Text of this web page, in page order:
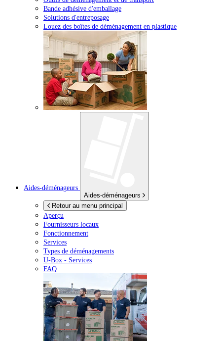
Bande adhésive d'emballage
Solutions d'entreposage
Louez des boîtes de déménagement en plastique
Aides-déménageurs
Aides-déménageurs
Retour au menu principal
Aperçu
Fournisseurs locaux
Fonctionnement
Services
Types de déménagements
U-Box - Services
FAQ